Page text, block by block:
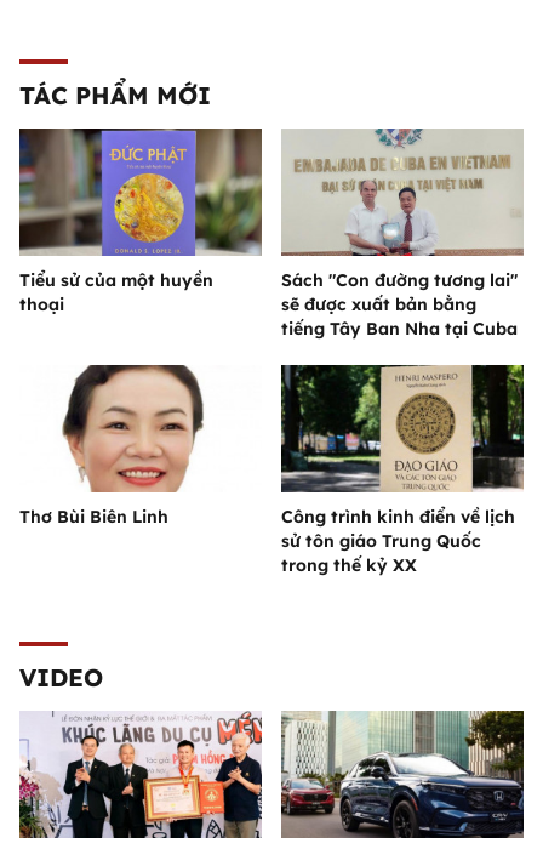
TÁC PHẨM MỚI
Tiểu sử của một huyền
thoại
Sách "Con đường tương lai"
sẽ được xuất bản bằng
tiếng Tây Ban Nha tại Cuba
Thơ Bùi Biên Linh
Công trình kinh điển về lịch
sử tôn giáo Trung Quốc
trong thế kỷ XX
VIDEO